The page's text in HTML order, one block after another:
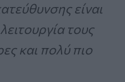
είναι
τους
και πολύ πιο